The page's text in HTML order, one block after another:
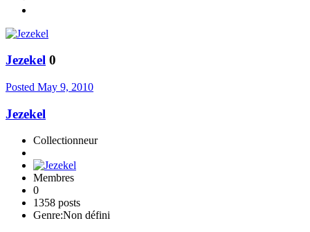
Jezekel 0
Posted May 9, 2010
Jezekel
Collectionneur
Membres
0
1358 posts
Genre:Non défini